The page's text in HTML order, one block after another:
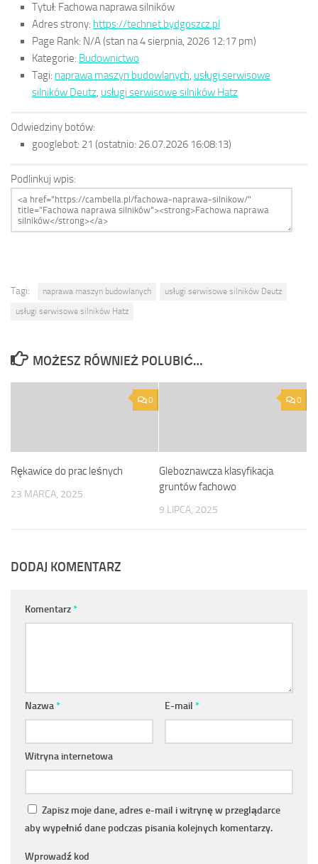
Tytuł: Fachowa naprawa silników
Adres strony: https://technet.bydgoszcz.pl
Page Rank: N/A(stan na 4 sierpnia, 2026 12:17 pm)
Kategorie: Budownictwo
Tagi: naprawa maszyn budowlanych, usługi serwisowe
silników Deutz, usługi serwisowe silników Hatz
Odwiedziny botów:
googlebot: 21 (ostatnio: 26.07.2026 16:08:13)
Podlinkuj wpis:
Tagi: naprawa maszyn budowlanych
usługi serwisowe silników Deutz
usługi serwisowe silników Hatz
MOŻESZ RÓWNIEŻ POLUBIĆ…
0
Rękawice do prac leśnych
23 MARCA, 2025
0
Gleboznawcza klasyfikacja
gruntów fachowo
9 LIPCA, 2025
DODAJ KOMENTARZ
Komentarz*
Nazwa* E-mail *
Witryna internetowa
Zapisz moje dane, adres e-mail i witrynę w przeglądarce
aby wypełnić dane podczas pisania kolejnych komentarzy.
Wprowadź kod